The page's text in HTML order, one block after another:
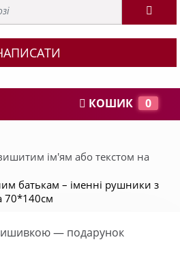
КОШИК 0
ім'ям або текстом на
батькам – іменні рушники з
70*140см